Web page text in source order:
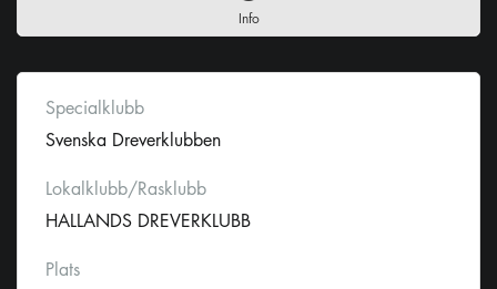
Info
Specialklubb
Svenska Dreverklubben
Lokalklubb/Rasklubb
HALLANDS DREVERKLUBB
Plats